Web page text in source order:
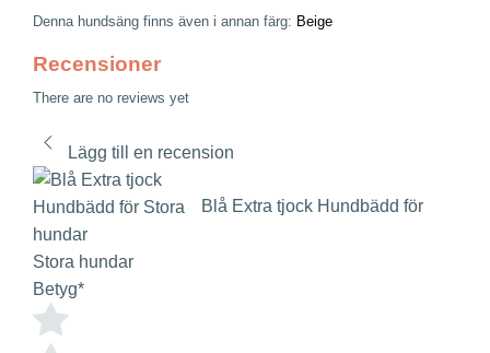
Denna hundsäng finns även i annan färg: Beige
Recensioner
There are no reviews yet
Lägg till en recension
Blå Extra tjock Hundbädd för
Stora hundar
Betyg*